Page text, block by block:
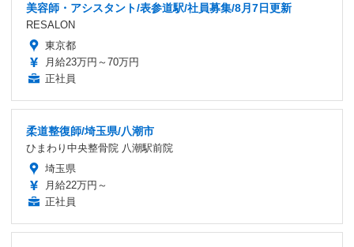
美容師・アシスタント/表参道駅/社員募集/8月7日更新
RESALON
東京都
月給23万円～70万円
正社員
柔道整復師/埼玉県/八潮市
ひまわり中央整骨院 八潮駅前院
埼玉県
月給22万円～
正社員